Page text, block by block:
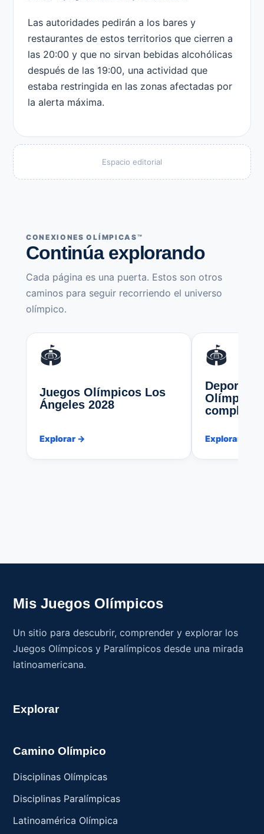
Las autoridades pedirán a los bares y
restaurantes de estos territorios que cierren a
las 20:00 y que no sirvan bebidas alcohólicas
después de las 19:00, una actividad que
estaba restringida en las zonas afectadas por
la alerta máxima.
Espacio editorial
CONEXIONES OLÍMPICAS™
Continúa explorando
Cada página es una puerta. Estos son otros
caminos para seguir recorriendo el universo
olímpico.
🏟️
Juegos Olímpicos Los
Ángeles 2028
Explorar →
🏟️
Deportes
completa
Explorar →
Mis Juegos Olímpicos
Un sitio para descubrir, comprender y explorar los
Juegos Olímpicos y Paralímpicos desde una mirada
latinoamericana.
Explorar
Camino Olímpico
Disciplinas Olímpicas
Disciplinas Paralímpicas
Latinoamérica Olímpica